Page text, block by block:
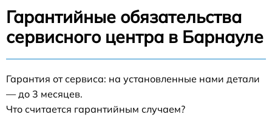
Гарантийные обязательства
сервисного центра в Барнауле
Гарантия от сервиса: на установленные нами детали
— до 3 месяцев.
Что считается гарантийным случаем?